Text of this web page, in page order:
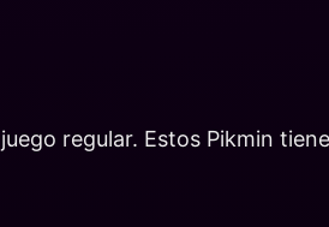
regular. Estos Pikmin